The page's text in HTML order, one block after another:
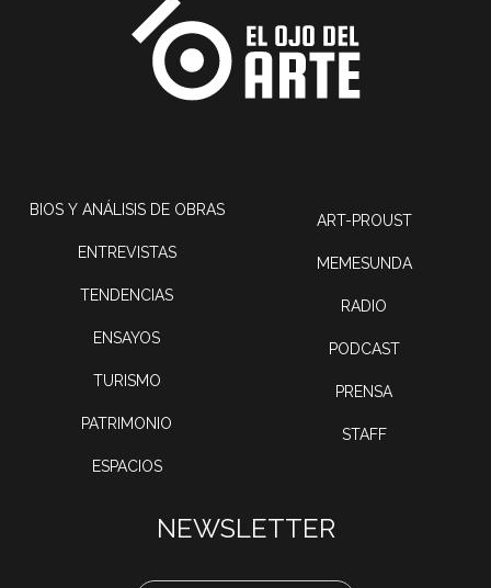
BIOS Y ANÁLISIS DE OBRAS
ENTREVISTAS
TENDENCIAS
ENSAYOS
TURISMO
PATRIMONIO
ESPACIOS
ART-PROUST
MEMESUNDA
RADIO
PODCAST
PRENSA
STAFF
NEWSLETTER